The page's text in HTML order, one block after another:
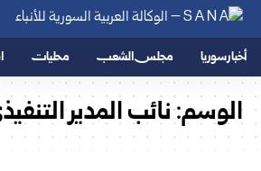
أخبار سوريا مجلس الشعب محليات
الوسم:نائب المدير